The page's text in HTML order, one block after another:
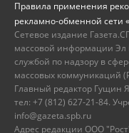
Правила применения
рекламно-обменной сети
Сетевое издание
массовой информации
службой по надзору в
массовых коммуникаций
Главный редактор Гущин
тел: +7 (812) 627-21-84.
info@gazeta.spb.ru
Адрес редакции ООО